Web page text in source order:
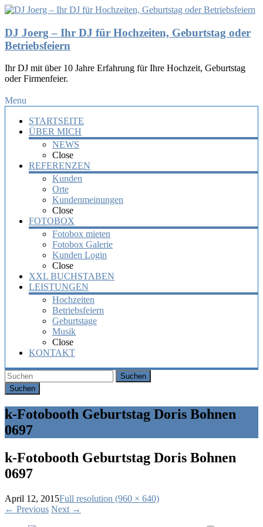
DJ Joerg – Ihr DJ für Hochzeiten, Geburtstag oder
Betriebsfeiern
Ihr DJ mit über 10 Jahre Erfahrung für Ihre Hochzeit, Geburtstag
oder Firmenfeier.
Menu
STARTSEITE
ÜBER MICH
NEWS
Close
REFERENZEN
Kunden
Orte
Kundenmeinungen
Close
FOTOBOX
Fotobox mieten
Fotobox Galerie
Kunden Login
Close
XXL BUCHSTABEN
LEISTUNGEN
Hochzeiten
Betriebsfeiern
Geburtstage
Musik
Close
KONTAKT
Suchen
k-Fotobooth Geburtstag Doris Bohnen
0697
k-Fotobooth Geburtstag Doris Bohnen
0697
April 12, 2015Full resolution (960 × 640)
← Previous Next →